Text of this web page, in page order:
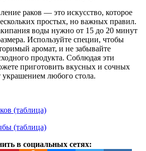
раков — это искусство, которое
простых, но важных правил.
воды нужно от 15 до 20 минут
Используйте специи, чтобы
аромат, и не забывайте
продукта. Соблюдая эти
приготовить вкусных и сочных
украшением любого стола.
(таблица)
(таблица)
в социальных сетях: